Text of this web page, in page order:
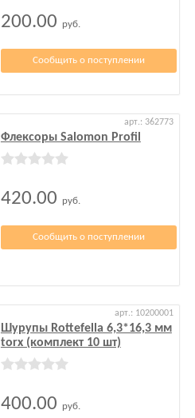
200.00 руб.
Сообщить о поступлении
арт.: 362773
Флексоры Salomon Profil
420.00 руб.
Сообщить о поступлении
арт.: 10200001
Шурупы Rottefella 6,3*16,3 мм
torx (комплект 10 шт)
400.00 руб.